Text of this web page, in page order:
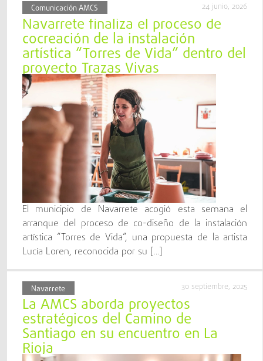
Comunicación AMCS 24 junio, 2026
Navarrete finaliza el proceso de
cocreación de la instalación
artística “Torres de Vida” dentro del
proyecto Trazas Vivas
El municipio de Navarrete acogió esta semana el
arranque del proceso de co-diseño de la instalación
artística “Torres de Vida”, una propuesta de la artista
Lucía Loren, reconocida por su […]
Navarrete 30 septiembre, 2025
La AMCS aborda proyectos
estratégicos del Camino de
Santiago en su encuentro en La
Rioja